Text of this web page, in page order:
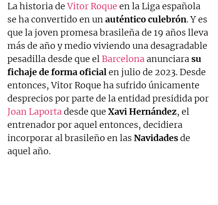
La historia deVitor Roque en la Liga española
se ha convertido en unauténtico culebrón. Y es
que la joven promesa brasileña de 19 años lleva
más de año y medio viviendo una desagradable
pesadilla desde que el Barcelona anunciarasu
fichaje de forma oficialen julio de 2023. Desde
entonces, Vitor Roque ha sufrido únicamente
desprecios por parte de la entidad presidida por
Joan Laportadesde que Xavi Hernández, el
entrenador por aquel entonces, decidiera
incorporar al brasileño en las Navidadesde
aquel año.